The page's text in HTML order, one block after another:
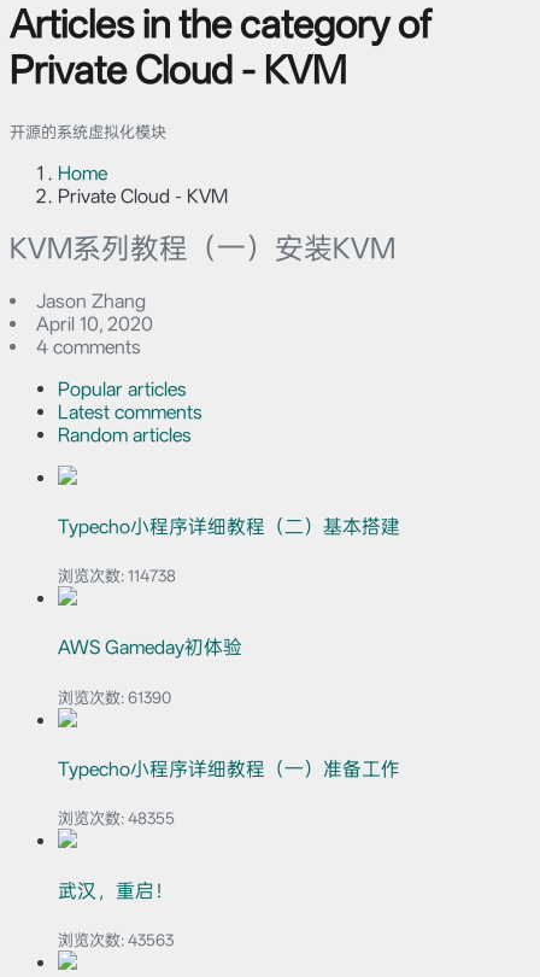
Articles in the category of
Private Cloud - KVM
开源的系统虚拟化模块
Home
Private Cloud - KVM
KVM系列教程（一）安装KVM
Jason Zhang
April 10, 2020
4 comments
Popular articles
Latest comments
Random articles
Typecho小程序详细教程（二）基本搭建
浏览次数: 114738
AWS Gameday初体验
浏览次数: 61390
Typecho小程序详细教程（一）准备工作
浏览次数: 48355
武汉，重启！
浏览次数: 43563